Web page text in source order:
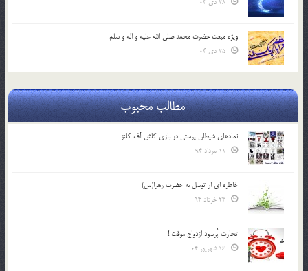
ویژه مبعث حضرت محمد صلی الله علیه و اله و سلم
مطالب محبوب
نمادهای شیطان پرستی در بازی کلش آف کلنز
خاطره ای از توسل به حضرت زهرا(س)
تجارت پُرسود ازدواج موقت !